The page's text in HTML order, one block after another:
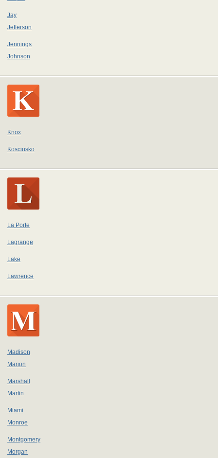
Jay
Jefferson
Jennings
Johnson
Knox
Kosciusko
La Porte
Lagrange
Lake
Lawrence
Madison
Marion
Marshall
Martin
Miami
Monroe
Montgomery
Morgan